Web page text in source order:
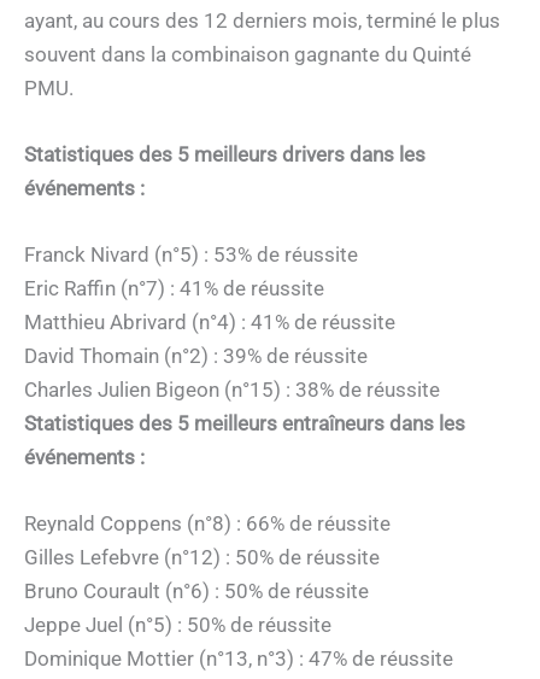
ayant, au cours des 12 derniers mois, terminé le plus
souvent dans la combinaison gagnante du Quinté
PMU.
Statistiques des 5 meilleurs drivers dans les
événements :
Franck Nivard (n°5) : 53% de réussite
Eric Raffin (n°7) : 41% de réussite
Matthieu Abrivard (n°4) : 41% de réussite
David Thomain (n°2) : 39% de réussite
Charles Julien Bigeon (n°15) : 38% de réussite
Statistiques des 5 meilleurs entraîneurs dans les
événements :
Reynald Coppens (n°8) : 66% de réussite
Gilles Lefebvre (n°12) : 50% de réussite
Bruno Courault (n°6) : 50% de réussite
Jeppe Juel (n°5) : 50% de réussite
Dominique Mottier (n°13, n°3) : 47% de réussite